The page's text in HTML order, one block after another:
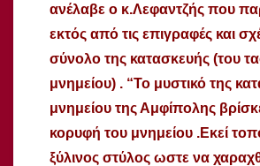
ανέλαβε ο κ.Λεφαντζής που
εκτός από τις επιγραφές και
σύνολο της κατασκευής (του
μνημείου) . “Το μυστικό της
μνημείου της Αμφίπολης
κορυφή του μνημείου .Εκεί
ξύλινος στύλος ωστε να